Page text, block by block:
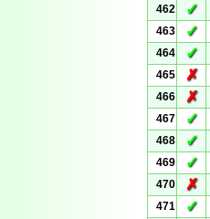
462
✓
463
✓
464
✓
465
✗
466
✗
467
✓
468
✓
469
✓
470
✗
471
✓